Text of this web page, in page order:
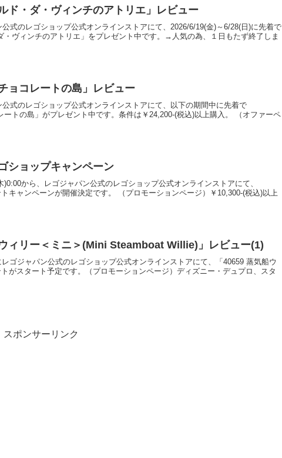
ド・ダ・ヴィンチのアトリエ」レビュー
式のレゴショップ公式オンラインストアにて、2026/6/19(金)～6/28(日)に先着で
・ヴィンチのアトリエ」をプレゼント中です。→人気の為、１日もたず終了しま
ョコレートの島」レビュー
式のレゴショップ公式オンラインストアにて、以下の期間中に先着で
ートの島」がプレゼント中です。条件は￥24,200-(税込)以上購入。 （オファーペ
ショップキャンペーン
から、レゴジャパン公式のレゴショップ公式オンラインストアにて、
トキャンペーンが開催決定です。 （プロモーションページ）￥10,300-(税込)以上
ィリー＜ミニ＞(Mini Steamboat Willie)」レビュー(1)
ゴジャパン公式のレゴショップ公式オンラインストアにて、「40659 蒸気船ウ
がスタート予定です。（プロモーションページ）ディズニー・デュプロ、スタ
スポンサーリンク